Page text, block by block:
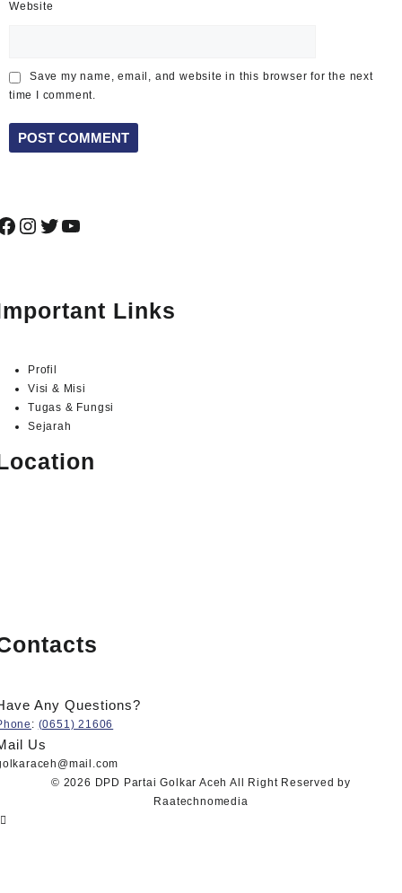
Website
Save my name, email, and website in this browser for the next
time I comment.
Instagram
Twitter
YouTube
Links
Profil
Visi & Misi
Tugas & Fungsi
Sejarah
Any Questions?
: (0651) 21606
Us
© 2026 DPD Partai Golkar Aceh All Right Reserved by
Raatechnomedia